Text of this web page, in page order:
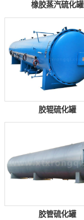
橡胶蒸汽硫化罐
胶辊硫化罐
胶管硫化罐